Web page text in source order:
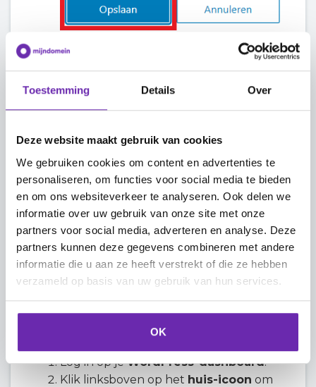
Toestemming Details Over
Deze website maakt gebruik van cookies
We gebruiken cookies om content en advertenties te
personaliseren, om functies voor social media te bieden
en om ons websiteverkeer te analyseren. Ook delen we
informatie over uw gebruik van onze site met onze
partners voor social media, adverteren en analyse. Deze
partners kunnen deze gegevens combineren met andere
informatie die u aan ze heeft verstrekt of die ze hebben
verzameld op basis van uw gebruik van hun services.
OK
Bekijk je website en klik op de
pictogrammen om te controleren of de
Naar het begin
Stappenplan: social media-
pictogrammen op een specifieke
pagina bewerken
eenvoudig de social media-pictogrammen
op een specifieke pagina te bewerken:
Log in op jeWordPress-dashboard.
Klik linksboven op het huis-icoon om